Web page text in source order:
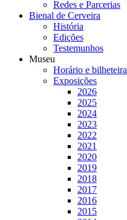
Redes e Parcerias
Bienal de Cerveira
História
Edições
Testemunhos
Museu
Horário e bilheteira
Exposições
2026
2025
2024
2023
2022
2021
2020
2019
2018
2017
2016
2015